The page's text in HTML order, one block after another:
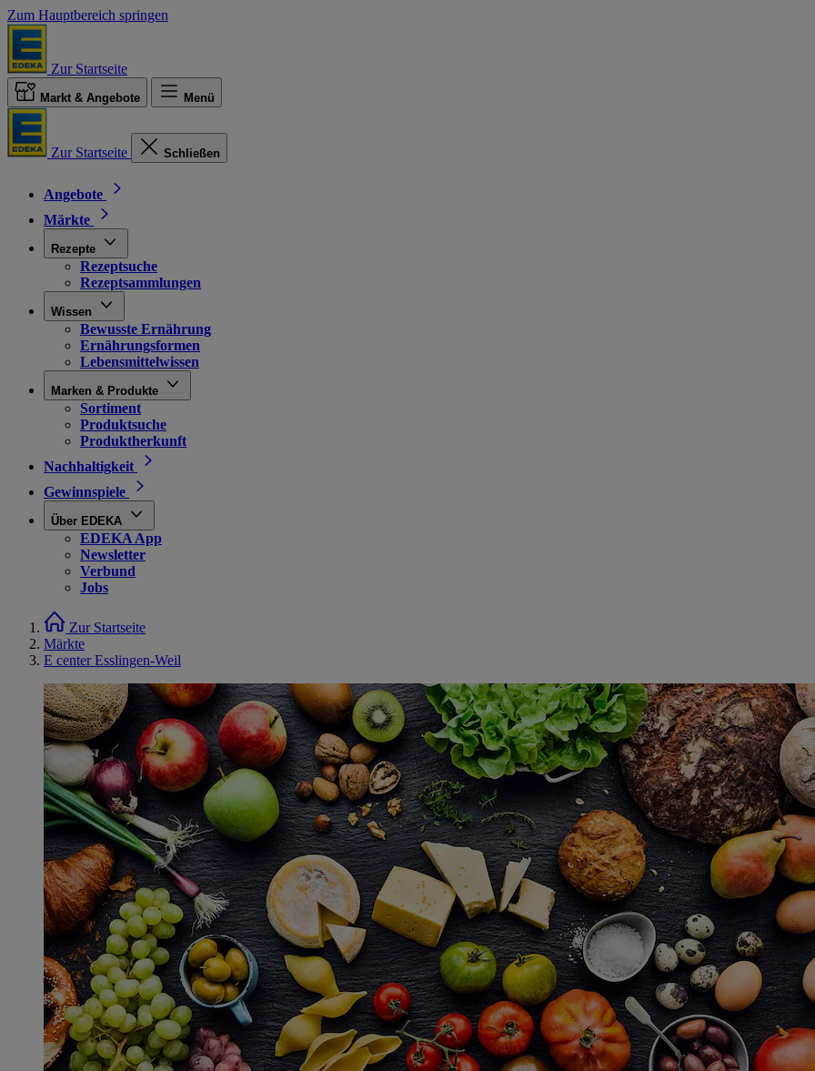
Zum Hauptbereich springen
Zur Startseite
Markt & Angebote Menü
Zur Startseite Schließen
Angebote
Märkte
Rezepte
Rezeptsuche
Rezeptsammlungen
Wissen
Bewusste Ernährung
Ernährungsformen
Lebensmittelwissen
Marken & Produkte
Sortiment
Produktsuche
Produktherkunft
Nachhaltigkeit
Gewinnspiele
Über EDEKA
EDEKA App
Newsletter
Verbund
Jobs
Zur Startseite
Märkte
E center Esslingen-Weil